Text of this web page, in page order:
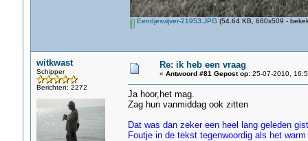
Eendjesvijver-21953.JPG (54.64 KB, 680x509 -
witkwast
Schipper
Berichten: 2272
Re: ik heb een vraag
« Antwoord #81 Gepost op:25-07-2010,
Ja hoor,het mag.
Zag hun vanmiddag ook zitten
Dat was dan zeker een heel lang geleden
Foutje in de tekst tegenwoordig als het